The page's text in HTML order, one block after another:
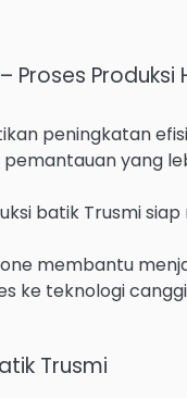
Proses Produksi
peningkatan
pemantauan yang
batik Trusmi
membantu
ke teknologi
Trusmi